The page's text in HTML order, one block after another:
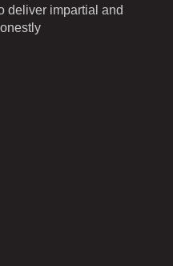
deliver impartial and